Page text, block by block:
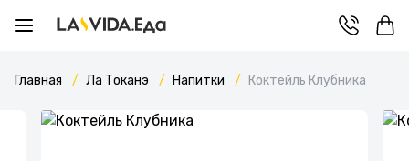
Главная Ла Токанэ Напитки Коктейль Клубника